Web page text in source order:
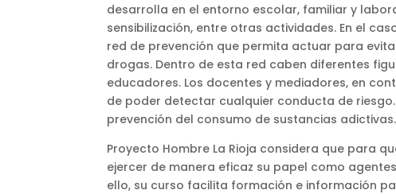
desarrolla en el entorno escolar, familiar y
sensibilización, entre otras actividades. En el
red de prevención que permita actuar para
drogas. Dentro de esta red caben diferentes
educadores. Los docentes y mediadores, en
de poder detectar cualquier conducta de
prevención del consumo de sustancias adictivas.
Proyecto Hombre La Rioja considera que para
ejercer de manera eficaz su papel como
ello, su curso facilita formación e información